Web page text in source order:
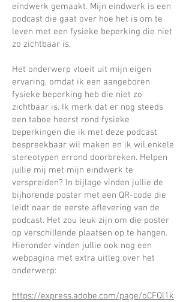
eindwerk gemaakt. Mijn eindwerk is een
podcast die gaat over hoe het is om te
leven met een fysieke beperking die niet
zo zichtbaar is.
Het onderwerp vloeit uit mijn eigen
ervaring, omdat ik een aangeboren
fysieke beperking heb die niet zo
zichtbaar is. Ik merk dat er nog steeds
een taboe heerst rond fysieke
beperkingen die ik met deze podcast
bespreekbaar wil maken en ik wil enkele
stereotypen errond doorbreken. Helpen
jullie mij met mijn eindwerk te
verspreiden? In bijlage vinden jullie de
bijhorende poster met een QR-code die
leidt naar de eerste aflevering van de
podcast. Het zou leuk zijn om die poster
op verschillende plaatsen op te hangen.
Hieronder vinden jullie ook nog een
webpagina met extra uitleg over het
onderwerp:
https://express.adobe.com/page/oCFQl1k